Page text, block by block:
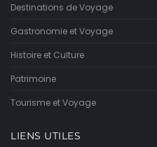
Destinations de Voyage
Gastronomie et Voyage
Histoire et Culture
Patrimoine
Tourisme et Voyage
LIENS UTILES